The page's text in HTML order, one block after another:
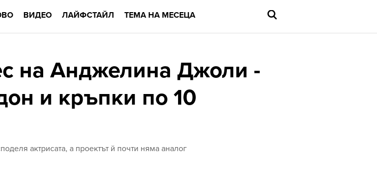
ВИДЕО ЛАЙФСТАЙЛ ТЕМА НА МЕСЕЦА
на Анджелина Джоли -
и кръпки по 10
актрисата, а проектът й почти няма аналог